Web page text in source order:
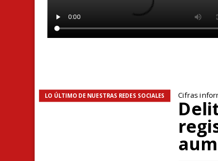
LO ÚLTIMO DE NUESTRAS REDES SOCIALES Cifras